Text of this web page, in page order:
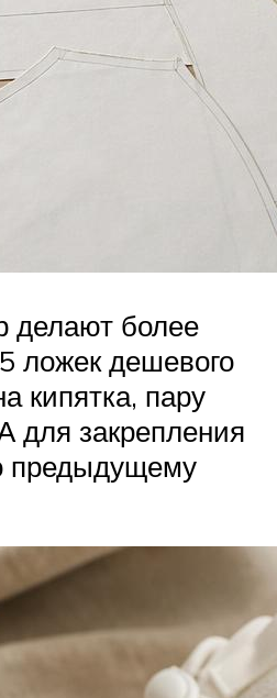
делают более
ложек дешевого
кипятка, пару
для закрепления
предыдущему